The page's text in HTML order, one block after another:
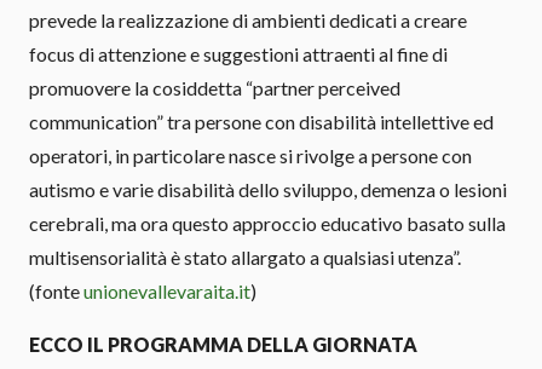
prevede la realizzazione di ambienti dedicati a creare
focus di attenzione e suggestioni attraenti al fine di
promuovere la cosiddetta “partner perceived
communication” tra persone con disabilità intellettive ed
operatori, in particolare nasce si rivolge a persone con
autismo e varie disabilità dello sviluppo, demenza o lesioni
cerebrali, ma ora questo approccio educativo basato sulla
multisensorialità è stato allargato a qualsiasi utenza”.
(fonteunionevallevaraita.it)
ECCO IL PROGRAMMA DELLA GIORNATA